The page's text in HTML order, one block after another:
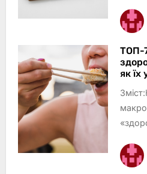
ТОП-
як їх
їжі та